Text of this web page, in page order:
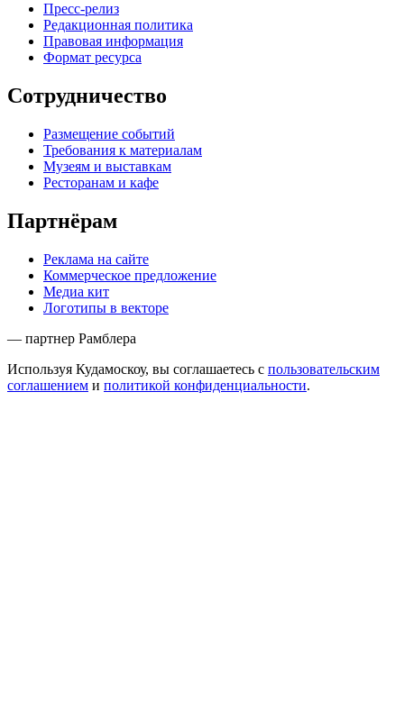
Пресс-релиз
Редакционная политика
Правовая информация
Формат ресурса
Сотрудничество
Размещение событий
Требования к материалам
Музеям и выставкам
Ресторанам и кафе
Партнёрам
Реклама на сайте
Коммерческое предложение
Медиа кит
Логотипы в векторе
— партнер Рамблера
Используя Кудамоскоу, вы соглашаетесь с пользовательским
соглашением и политикой конфиденциальности.